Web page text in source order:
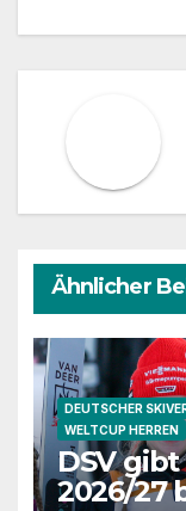
Ähnlicher
DEUTSCHER
WELTCUP HERREN
DSV
2026/27